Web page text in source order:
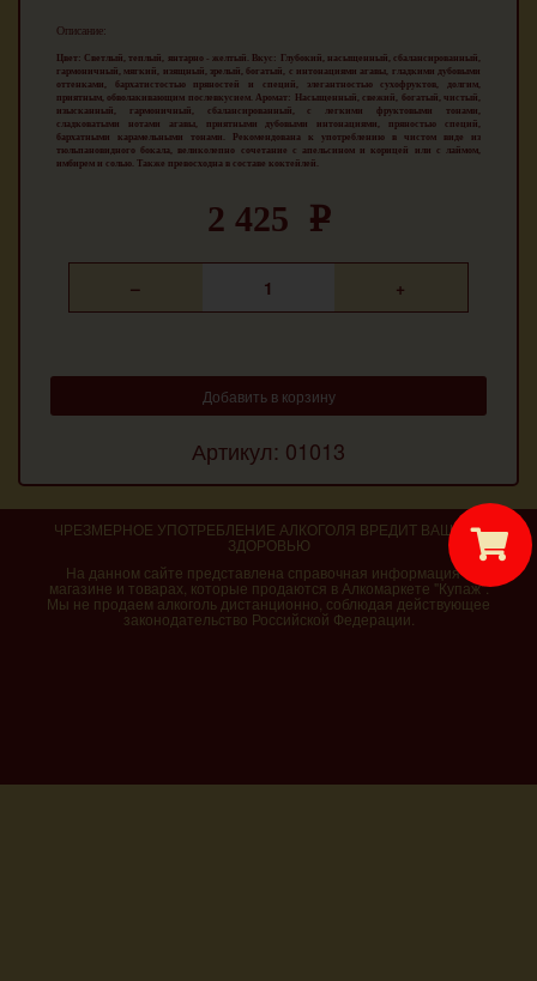
Описание:
Цвет: Светлый, теплый, янтарно - желтый. Вкус: Глубокий, насыщенный, сбалансированный,
гармоничный, мягкий, изящный, зрелый, богатый, с интонациями агавы, гладкими дубовыми
оттенками, бархатистостью пряностей и специй, элегантностью сухофруктов, долгим,
приятным, обволакивающим послевкусием. Аромат: Насыщенный, свежий, богатый, чистый,
изысканный, гармоничный, сбалансированный, с легкими фруктовыми тонами,
сладковатыми нотами агавы, приятными дубовыми интонациями, пряностью специй,
бархатными карамельными тонами. Рекомендована к употреблению в чистом виде из
тюльпановидного бокала, великолепно сочетание с апельсином и корицей или с лаймом,
имбирем и солью. Также превосходна в составе коктейлей.
2 425 k
Добавить в корзину
Артикул: 01013
ЧРЕЗМЕРНОЕ УПОТРЕБЛЕНИЕ АЛКОГОЛЯ ВРЕДИТ ВАШЕМУ
ЗДОРОВЬЮ
На данном сайте представлена справочная информация о
магазине и товарах, которые продаются в Алкомаркете "Купаж".
Мы не продаем алкоголь дистанционно, соблюдая действующее
законодательство Российской Федерации.